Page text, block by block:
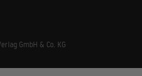
GmbH & Co. KG